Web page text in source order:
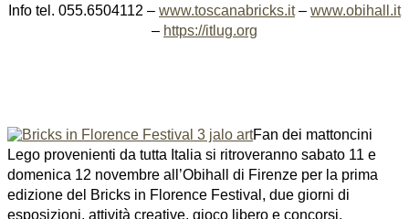
Info tel. 055.6504112 – www.toscanabricks.it– www.obihall.it
– https://itlug.org
Fan dei mattoncini
Lego provenienti da tutta Italia si ritroveranno sabato 11 e
domenica 12 novembre all’Obihall di Firenze per la prima
edizione del Bricks in Florence Festival, due giorni di
esposizioni, attività creative, gioco libero e concorsi.